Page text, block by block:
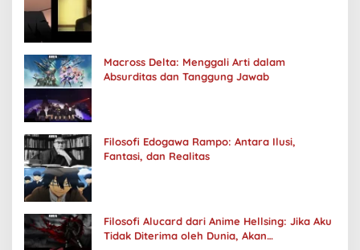
Macross Delta: Menggali Arti dalam
Absurditas dan Tanggung Jawab
Filosofi Edogawa Rampo: Antara Ilusi,
Fantasi, dan Realitas
Filosofi Alucard dari Anime Hellsing: Jika Aku
Tidak Diterima oleh Dunia, Akan